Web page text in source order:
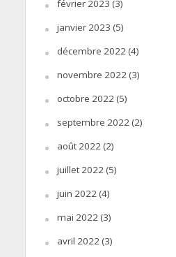
février 2023 (3)
janvier 2023 (5)
décembre 2022(4)
novembre 2022(3)
octobre 2022(5)
septembre 2022(2)
août 2022(2)
juillet 2022(5)
juin 2022(4)
mai 2022(3)
avril 2022(3)